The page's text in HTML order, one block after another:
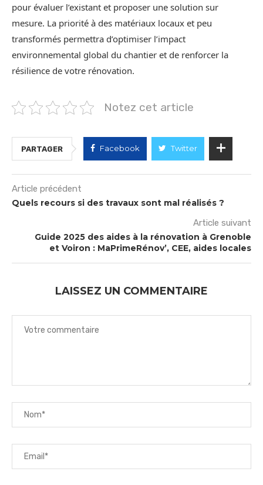
pour évaluer l’existant et proposer une solution sur
mesure. La priorité à des matériaux locaux et peu
transformés permettra d’optimiser l’impact
environnemental global du chantier et de renforcer la
résilience de votre rénovation.
Notez cet article
PARTAGER Facebook Twitter
Article précédent
Quels recours si des travaux sont mal réalisés ?
Article suivant
Guide 2025 des aides à la rénovation à Grenoble
et Voiron : MaPrimeRénov’, CEE, aides locales
LAISSEZ UN COMMENTAIRE